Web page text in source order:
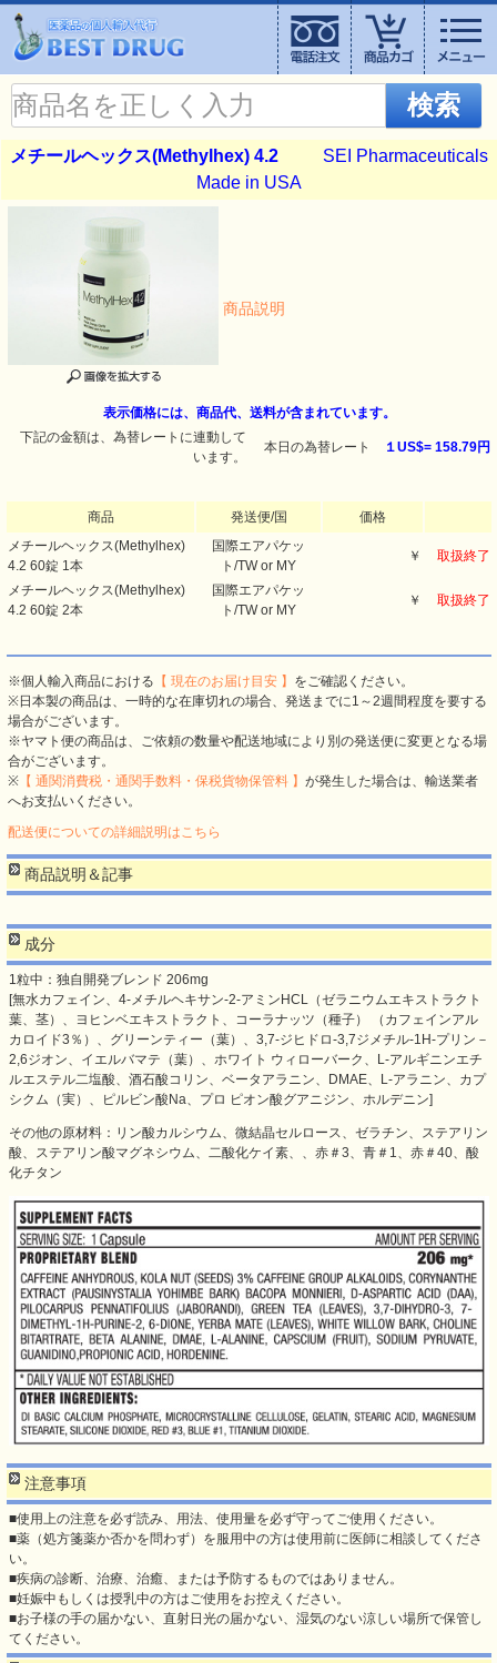
検索
メチールヘックス(Methylhex) 4.2
SEI Pharmaceuticals
Made in USA
商品説明
表示価格には、商品代、送料が含まれています。
下記の金額は、為替レートに連動して
います。
本日の為替レート １US$= 158.79円
商品 発送便/国
価格
メチールヘックス(Methylhex)
4.2 60錠 1本
国際エアパケッ
ト/TW or MY
￥ 取扱終了
メチールヘックス(Methylhex)
4.2 60錠 2本
国際エアパケッ
ト/TW or MY
￥ 取扱終了
※個人輸入商品における 【 現在のお届け目安 】 をご確認ください。
※日本製の商品は、一時的な在庫切れの場合、発送までに1～2週間程度を要する
場合がございます。
※ヤマト便の商品は、ご依頼の数量や配送地域により別の発送便に変更となる場
合がございます。
※ 【 通関消費税・通関手数料・保税貨物保管料 】 が発生した場合は、輸送業者
へお支払いください。
配送便についての詳細説明はこちら
商品説明＆記事
成分
1粒中：独自開発ブレンド 206mg
[無水カフェイン、4-メチルヘキサン-2-アミンHCL（ゼラニウムエキストラクト
葉、茎）、ヨヒンベエキストラクト、コーラナッツ（種子） （カフェインアル
カロイド3％）、グリーンティー（葉）、3,7-ジヒドロ-3,7ジメチル-1H-プリン－
2,6ジオン、イエルバマテ（葉）、ホワイト ウィローバーク、L-アルギニンエチ
ルエステル二塩酸、酒石酸コリン、ベータアラニン、DMAE、L-アラニン、カプ
シクム（実）、ピルビン酸Na、プロ ピオン酸グアニジン、ホルデニン]
その他の原材料：リン酸カルシウム、微結晶セルロース、ゼラチン、ステアリン
酸、ステアリン酸マグネシウム、二酸化ケイ素、、赤＃3、青＃1、赤＃40、酸
化チタン
注意事項
■使用上の注意を必ず読み、用法、使用量を必ず守ってご使用ください。
■薬（処方箋薬か否かを問わず）を服用中の方は使用前に医師に相談してくださ
い。
■疾病の診断、治療、治癒、または予防するものではありません。
■妊娠中もしくは授乳中の方はご使用をお控えください。
■お子様の手の届かない、直射日光の届かない、湿気のない涼しい場所で保管し
てください。